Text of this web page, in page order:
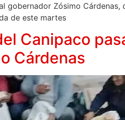
gobernador Zósimo
de este martes
Canipaco
Cárdenas